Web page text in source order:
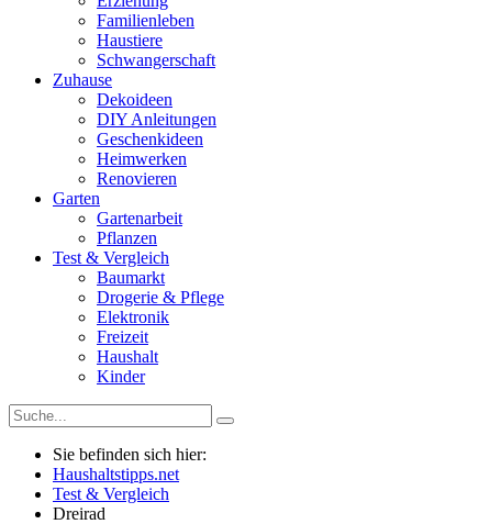
Familienleben
Haustiere
Schwangerschaft
Zuhause
Dekoideen
DIY Anleitungen
Geschenkideen
Heimwerken
Renovieren
Garten
Gartenarbeit
Pflanzen
Test & Vergleich
Baumarkt
Drogerie & Pflege
Elektronik
Freizeit
Haushalt
Kinder
Sie befinden sich hier:
Haushaltstipps.net
Test & Vergleich
Dreirad